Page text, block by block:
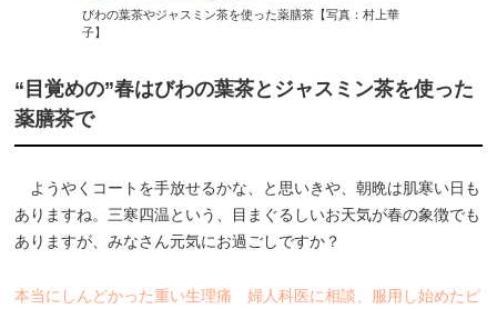
びわの葉茶やジャスミン茶を使った薬膳茶【写真：村上華
子】
“目覚めの”春はびわの葉茶とジャスミン茶を使った
薬膳茶で
ようやくコートを手放せるかな、と思いきや、朝晩は肌寒い日も
ありますね。三寒四温という、目まぐるしいお天気が春の象徴でも
ありますが、みなさん元気にお過ごしですか？
本当にしんどかった重い生理痛 婦人科医に相談、服用し始めたピ